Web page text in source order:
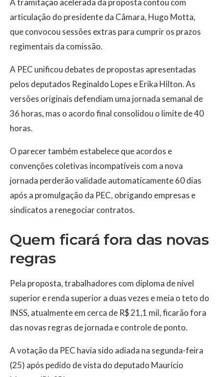
A tramitação acelerada da proposta contou com
articulação do presidente da Câmara, Hugo Motta,
que convocou sessões extras para cumprir os prazos
regimentais da comissão.
A PEC unificou debates de propostas apresentadas
pelos deputados Reginaldo Lopes e Erika Hilton. As
versões originais defendiam uma jornada semanal de
36 horas, mas o acordo final consolidou o limite de 40
horas.
O parecer também estabelece que acordos e
convenções coletivas incompatíveis com a nova
jornada perderão validade automaticamente 60 dias
após a promulgação da PEC, obrigando empresas e
sindicatos a renegociar contratos.
Quem ficará fora das novas
regras
Pela proposta, trabalhadores com diploma de nível
superior e renda superior a duas vezes e meia o teto do
INSS, atualmente em cerca de R$ 21,1 mil, ficarão fora
das novas regras de jornada e controle de ponto.
A votação da PEC havia sido adiada na segunda-feira
(25) após pedido de vista do deputado Maurício